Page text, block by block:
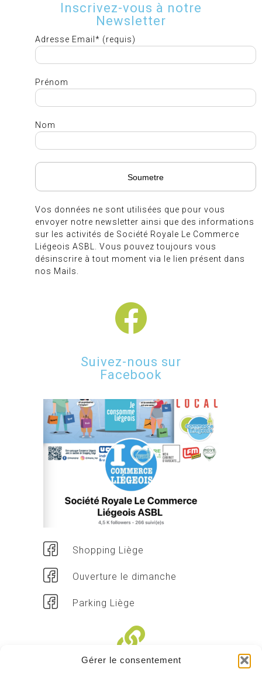
Gérer le consentement
Inscrivez-vous à notre
Newsletter
Adresse Email* (requis)
Prénom
Nom
Vos données ne sont utilisées que pour vous
envoyer notre newsletter ainsi que des informations
sur les activités de Société Royale Le Commerce
Liégeois ASBL. Vous pouvez toujours vous
désinscrire à tout moment via le lien présent dans
nos Mails.
Suivez-nous sur
Facebook
Shopping Liège
Ouverture le dimanche
Parking Liège